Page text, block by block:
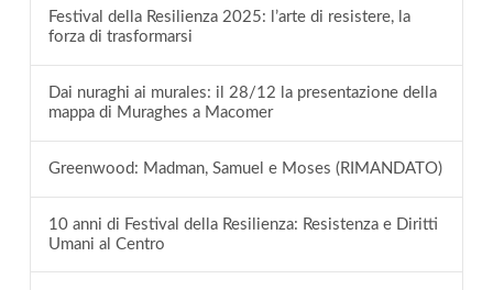
Festival della Resilienza 2025: l’arte di resistere, la
forza di trasformarsi
Dai nuraghi ai murales: il 28/12 la presentazione della
mappa di Muraghes a Macomer
Greenwood: Madman, Samuel e Moses (RIMANDATO)
10 anni di Festival della Resilienza: Resistenza e Diritti
Umani al Centro